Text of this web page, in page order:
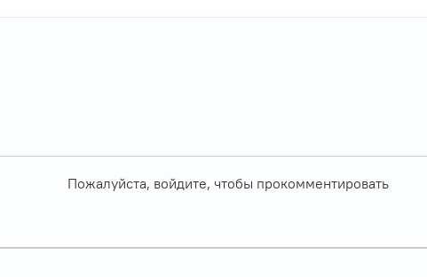
Пожалуйста, войдите, чтобы прокомментировать